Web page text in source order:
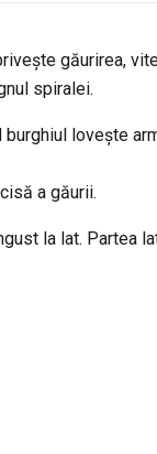
găurirea,
spiralei.
lovește
a găurii.
la lat. Partea